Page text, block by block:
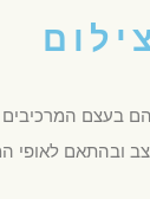
בעצם המרכיבים
ובהתאם